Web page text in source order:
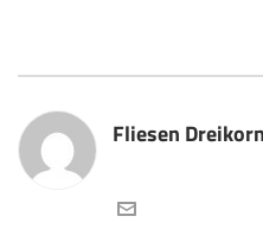
Fliesen